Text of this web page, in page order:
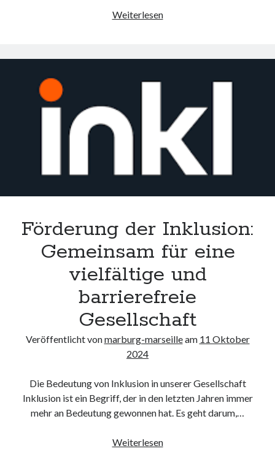
WeiterlesenEntdecken
Welt
für
unvergessliche
Abenteuer
Förderung der Inklusion:
Gemeinsam für eine
vielfältige und
barrierefreie
Gesellschaft
Veröffentlicht vonmarburg-marseilleam 11 Oktober
2024
Die Bedeutung von Inklusion in unserer Gesellschaft
Inklusion ist ein Begriff, der in den letzten Jahren immer
mehr an Bedeutung gewonnen hat. Es geht darum,…
WeiterlesenFörderung